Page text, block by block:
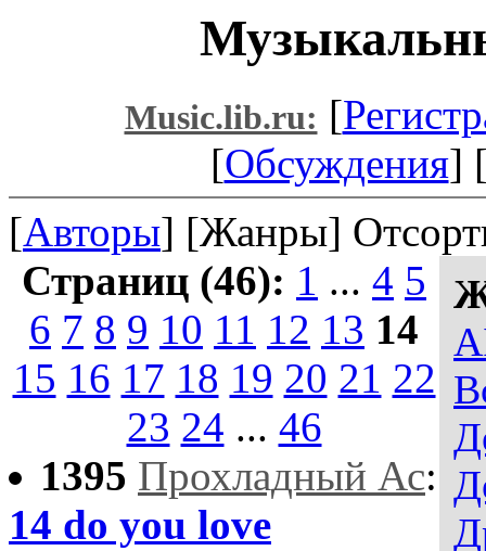
Music.lib.ru: [
[Обсуждения]
[Авторы] [Жанры]
Страниц (46): 1 ... 4 5
6 7 8 9 10 11 12 13 14
15 16 17 18 19 20 21 22
23 24 ... 46
1395 Прохладный Ас:
14 do you love